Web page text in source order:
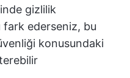
gizlilik
fark ederseniz, bu
konusundaki